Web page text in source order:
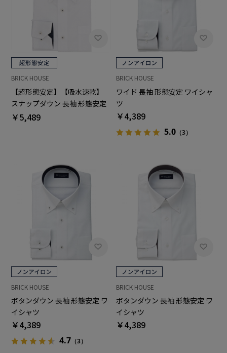
BRICK HOUSE
【超形態安定】【吸水速乾】
スナップダウン 長袖 形態安定
ワイシャツ
￥5,489
BRICK HOUSE
ワイド 長袖 形態安定 ワイシャ
ツ
￥4,389
5.0 （3）
BRICK HOUSE
ボタンダウン 長袖 形態安定 ワ
イシャツ
￥4,389
4.7（3）
BRICK HOUSE
ボタンダウン 長袖 形態安定 ワ
イシャツ
￥4,389